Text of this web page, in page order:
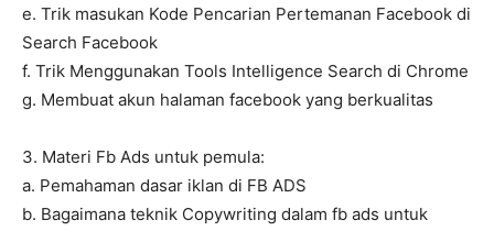
e. Trik masukan Kode Pencarian Pertemanan Facebook di
Search Facebook
f. Trik Menggunakan Tools Intelligence Search di Chrome
g. Membuat akun halaman facebook yang berkualitas
3. Materi Fb Ads untuk pemula:
a. Pemahaman dasar iklan di FB ADS
b. Bagaimana teknik Copywriting dalam fb ads untuk